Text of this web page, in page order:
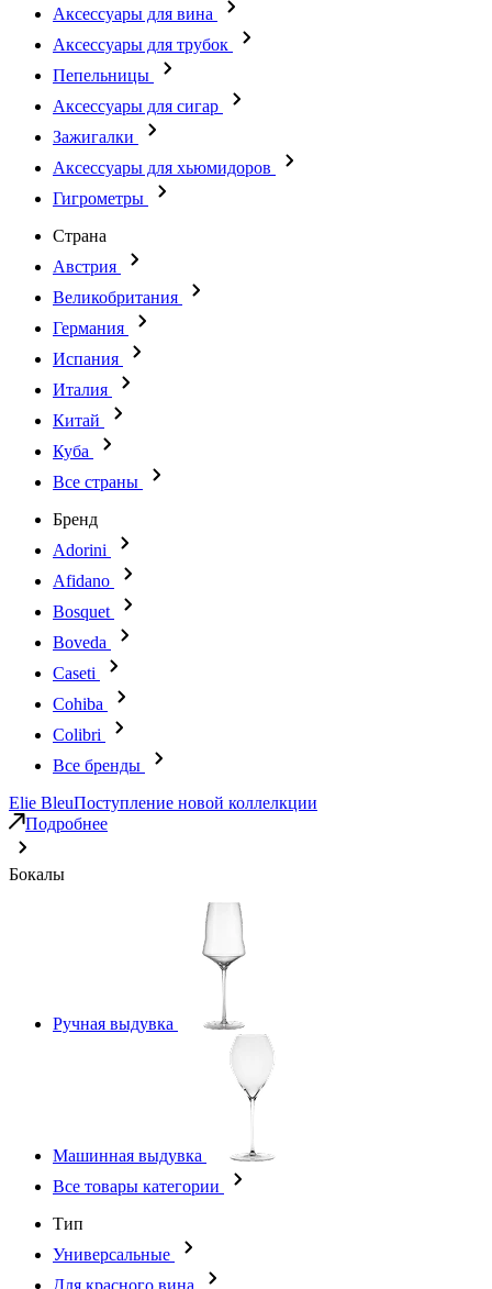
Аксессуары для вина
Аксессуары для трубок
Пепельницы
Аксессуары для сигар
Зажигалки
Аксессуары для хьюмидоров
Гигрометры
Страна
Австрия
Великобритания
Германия
Испания
Италия
Китай
Куба
Все страны
Бренд
Adorini
Afidano
Bosquet
Boveda
Caseti
Cohiba
Colibri
Все бренды
Elie BleuПоступление новой коллелкции
Подробнее
Бокалы
Ручная выдувка
Машинная выдувка
Все товары категории
Тип
Универсальные
Для красного вина